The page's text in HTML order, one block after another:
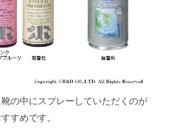
の中にスプレーしていただくのが
すめです。